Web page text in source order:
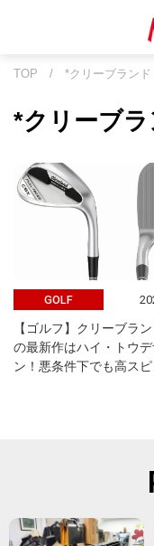
TOP / *クリーブラン
*クリーブ
GOLF
【ゴルフ】クリーブラ
の最新作はハイ・トウデ
ン！悪条件下でも高スピ